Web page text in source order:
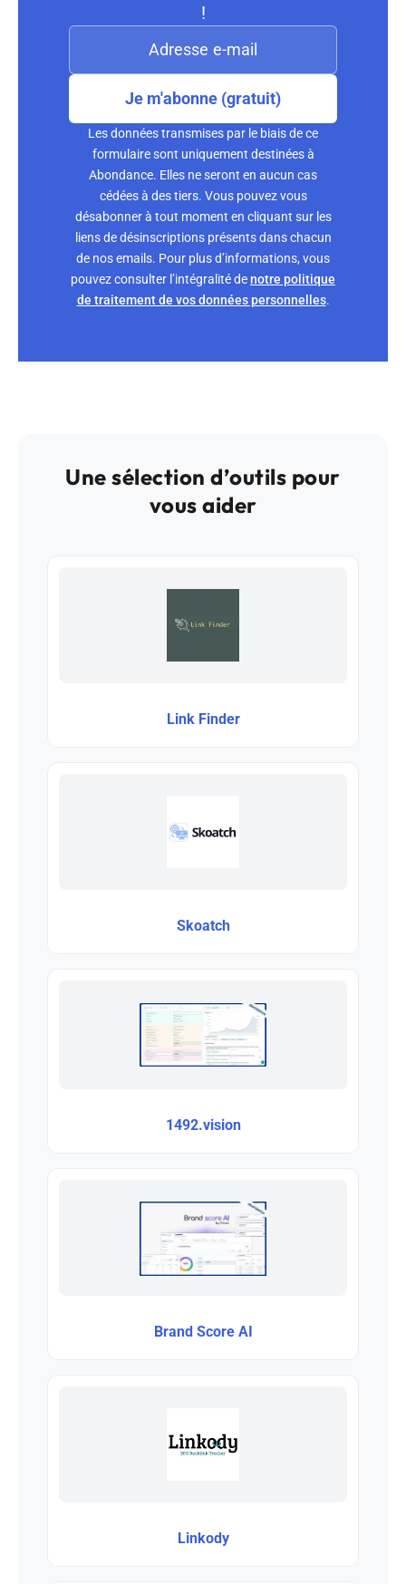
!
Je m'abonne (gratuit)
Les données transmises par le biais de ce
formulaire sont uniquement destinées à
Abondance. Elles ne seront en aucun cas
cédées à des tiers. Vous pouvez vous
désabonner à tout moment en cliquant sur les
liens de désinscriptions présents dans chacun
de nos emails. Pour plus d’informations, vous
pouvez consulter l’intégralité denotre politique
de traitement de vos données personnelles.
Une sélection d’outils pour
vous aider
Link Finder
Skoatch
1492.vision
Brand Score AI
Linkody